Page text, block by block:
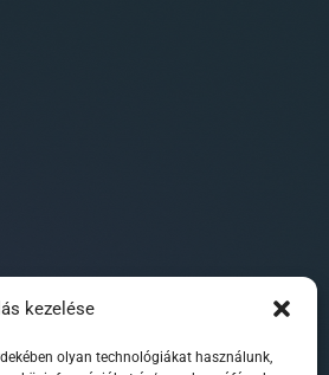
kezelése
olyan technológiákat használunk,